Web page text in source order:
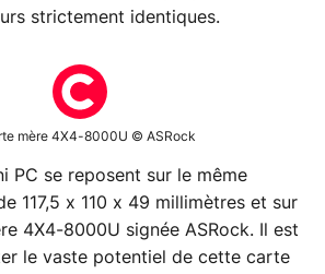
strictement identiques.
mère 4X4-8000U © ASRock
PC se reposent sur le même
117,5 x 110 x 49 millimètres et sur
4X4-8000U signée ASRock. Il est
le vaste potentiel de cette carte